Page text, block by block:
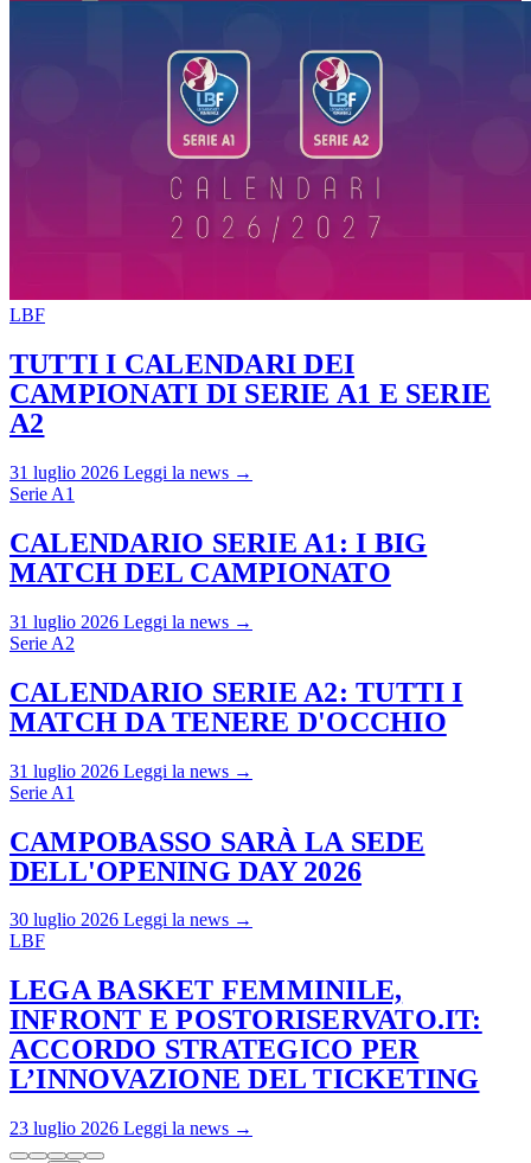
LBF
TUTTI I CALENDARI DEI
CAMPIONATI DI SERIE A1 E SERIE
A2
31 luglio 2026 Leggi la news →
Serie A1
CALENDARIO SERIE A1: I BIG
MATCH DEL CAMPIONATO
31 luglio 2026 Leggi la news →
Serie A2
CALENDARIO SERIE A2: TUTTI I
MATCH DA TENERE D'OCCHIO
31 luglio 2026 Leggi la news →
Serie A1
CAMPOBASSO SARÀ LA SEDE
DELL'OPENING DAY 2026
30 luglio 2026 Leggi la news →
LBF
LEGA BASKET FEMMINILE,
INFRONT E POSTORISERVATO.IT:
ACCORDO STRATEGICO PER
L’INNOVAZIONE DEL TICKETING
23 luglio 2026 Leggi la news →